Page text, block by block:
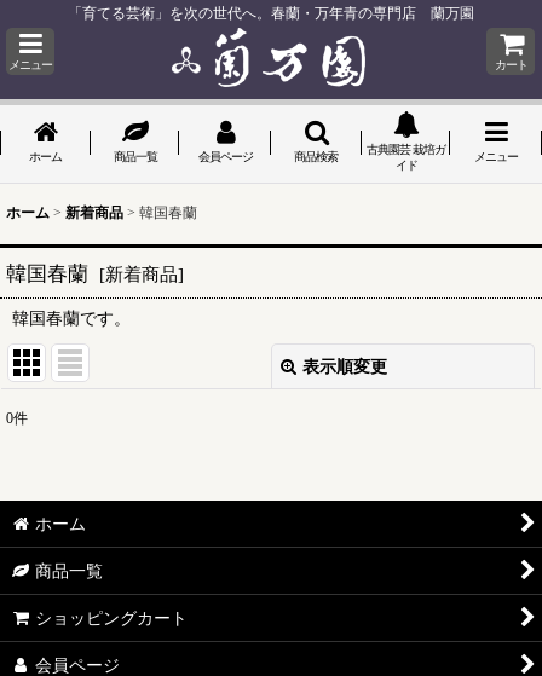
「育てる芸術」を次の世代へ。春蘭・万年青の専門店 蘭万園
メニュー カート
ホーム 商品一覧 会員ページ 商品検索
古典園芸 栽培ガ
イド
メニュー
ホーム > 新着商品 > 韓国春蘭
韓国春蘭 [新着商品]
韓国春蘭です。
表示順変更
並び順:
0件
ホーム
商品一覧
ショッピングカート
会員ページ